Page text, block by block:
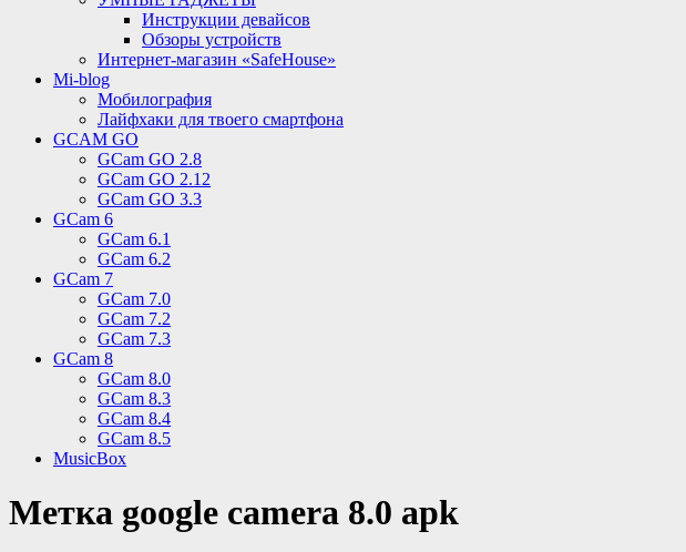
Инструкции девайсов
Обзоры устройств
Интернет-магазин «SafeHouse»
Mi-blog
Мобилография
Лайфхаки для твоего смартфона
GCAM GO
GCam GO 2.8
GCam GO 2.12
GCam GO 3.3
GCam 6
GCam 6.1
GCam 6.2
GCam 7
GCam 7.0
GCam 7.2
GCam 7.3
GCam 8
GCam 8.0
GCam 8.3
GCam 8.4
GCam 8.5
MusicBox
Метка google camera 8.0 apk